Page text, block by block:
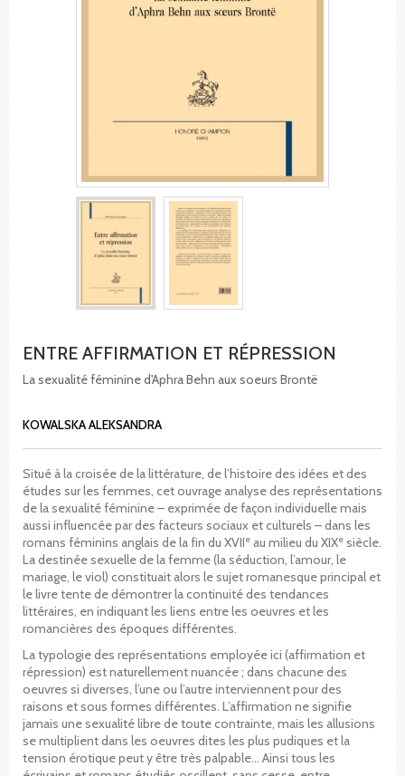
ENTRE AFFIRMATION ET RÉPRESSION
La sexualité féminine d'Aphra Behn aux soeurs Brontë
KOWALSKA ALEKSANDRA
Situé à la croisée de la littérature, de l’histoire des idées et des
études sur les femmes, cet ouvrage analyse des représentations
de la sexualité féminine – exprimée de façon individuelle mais
aussi influencée par des facteurs sociaux et culturels – dans les
romans féminins anglais de la fin du XVIIe au milieu du XIXe siècle.
La destinée sexuelle de la femme (la séduction, l’amour, le
mariage, le viol) constituait alors le sujet romanesque principal et
le livre tente de démontrer la continuité des tendances
littéraires, en indiquant les liens entre les oeuvres et les
romancières des époques différentes.
La typologie des représentations employée ici (affirmation et
répression) est naturellement nuancée ; dans chacune des
oeuvres si diverses, l’une ou l’autre interviennent pour des
raisons et sous formes différentes. L’affirmation ne signifie
jamais une sexualité libre de toute contrainte, mais les allusions
se multiplient dans les oeuvres dites les plus pudiques et la
tension érotique peut y être très palpable… Ainsi tous les